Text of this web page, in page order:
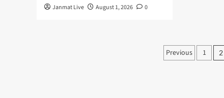
Janmat Live August 1, 2026 0
Posts
Previous 1 2